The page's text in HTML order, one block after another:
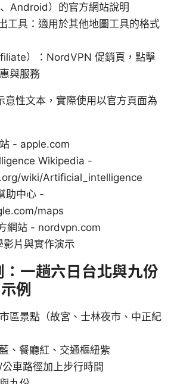
Android）的官方網站說明
工具：適用於其他地圖工具的格式
）：NordVPN 促銷頁，點擊
與服務
意性文本，實際使用以官方頁面為
- apple.com
Wikipedia -
wiki/Artificial_intelligence
助中心 -
maps
網站 - nordvpn.com
片與實作演示
一趟六日台北與九份
例
區景點（故宮、士林夜市、中正紀
、餐廳紅、交通樞紐紫
車路徑加上步行時間